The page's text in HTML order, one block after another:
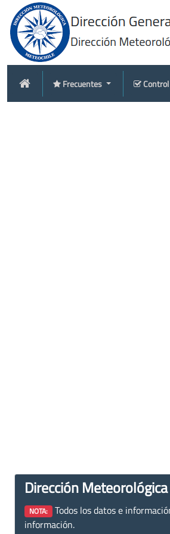
Frecuentes Control
Dirección
NOTA: Todos los datos e
información.